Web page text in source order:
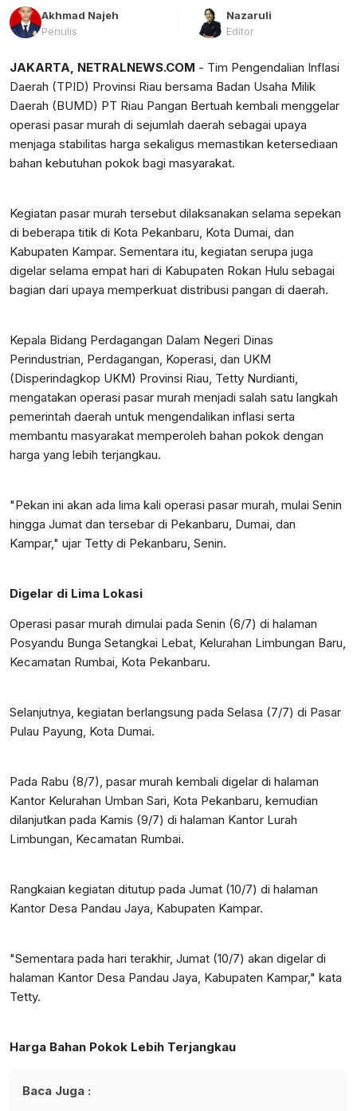
Akhmad Najeh
Penulis
Nazaruli
Editor
JAKARTA, NETRALNEWS.COM - Tim Pengendalian Inflasi
Daerah (TPID) Provinsi Riau bersama Badan Usaha Milik
Daerah (BUMD) PT Riau Pangan Bertuah kembali menggelar
operasi pasar murah di sejumlah daerah sebagai upaya
menjaga stabilitas harga sekaligus memastikan ketersediaan
bahan kebutuhan pokok bagi masyarakat.
Kegiatan pasar murah tersebut dilaksanakan selama sepekan
di beberapa titik di Kota Pekanbaru, Kota Dumai, dan
Kabupaten Kampar. Sementara itu, kegiatan serupa juga
digelar selama empat hari di Kabupaten Rokan Hulu sebagai
bagian dari upaya memperkuat distribusi pangan di daerah.
Kepala Bidang Perdagangan Dalam Negeri Dinas
Perindustrian, Perdagangan, Koperasi, dan UKM
(Disperindagkop UKM) Provinsi Riau, Tetty Nurdianti,
mengatakan operasi pasar murah menjadi salah satu langkah
pemerintah daerah untuk mengendalikan inflasi serta
membantu masyarakat memperoleh bahan pokok dengan
harga yang lebih terjangkau.
"Pekan ini akan ada lima kali operasi pasar murah, mulai Senin
hingga Jumat dan tersebar di Pekanbaru, Dumai, dan
Kampar," ujar Tetty di Pekanbaru, Senin.
Digelar di Lima Lokasi
Operasi pasar murah dimulai pada Senin (6/7) di halaman
Posyandu Bunga Setangkai Lebat, Kelurahan Limbungan Baru,
Kecamatan Rumbai, Kota Pekanbaru.
Selanjutnya, kegiatan berlangsung pada Selasa (7/7) di Pasar
Pulau Payung, Kota Dumai.
Pada Rabu (8/7), pasar murah kembali digelar di halaman
Kantor Kelurahan Umban Sari, Kota Pekanbaru, kemudian
dilanjutkan pada Kamis (9/7) di halaman Kantor Lurah
Limbungan, Kecamatan Rumbai.
Rangkaian kegiatan ditutup pada Jumat (10/7) di halaman
Kantor Desa Pandau Jaya, Kabupaten Kampar.
"Sementara pada hari terakhir, Jumat (10/7) akan digelar di
halaman Kantor Desa Pandau Jaya, Kabupaten Kampar," kata
Tetty.
Harga Bahan Pokok Lebih Terjangkau
Baca Juga :